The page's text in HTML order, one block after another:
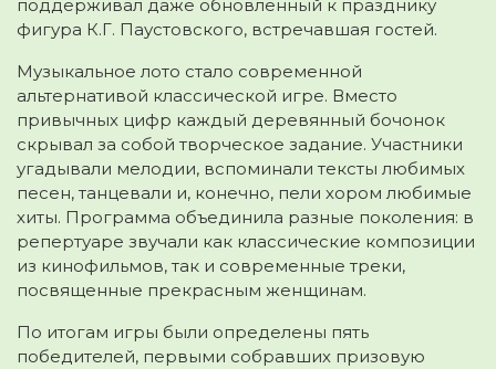
поддерживал даже обновленный к празднику
фигура К.Г. Паустовского, встречавшая гостей.
Музыкальное лото стало современной
альтернативой классической игре. Вместо
привычных цифр каждый деревянный бочонок
скрывал за собой творческое задание. Участники
угадывали мелодии, вспоминали тексты любимых
песен, танцевали и, конечно, пели хором любимые
хиты. Программа объединила разные поколения: в
репертуаре звучали как классические композиции
из кинофильмов, так и современные треки,
посвященные прекрасным женщинам.
По итогам игры были определены пять
победителей, первыми собравших призовую